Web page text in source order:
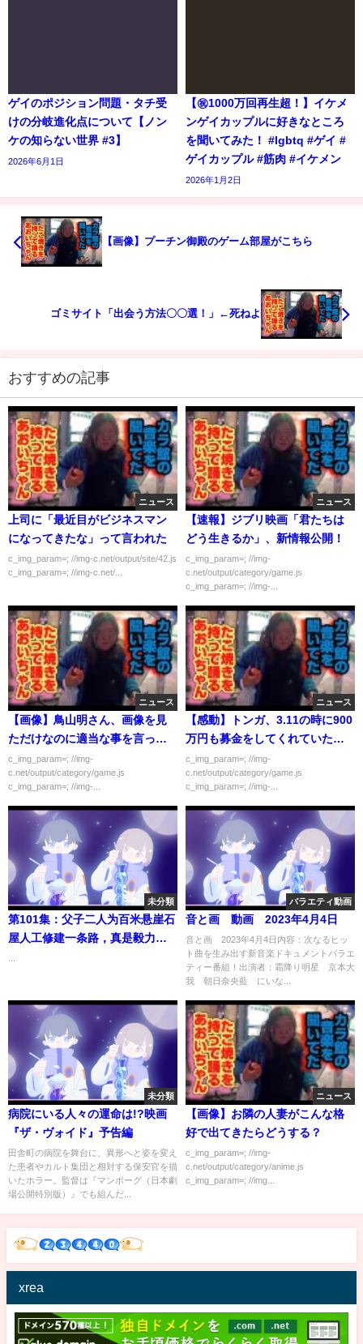
ゲイのポジション問題・タチ受
けの分岐進化点について【ノン
ケの知らない世界 #3】
2026年6月1日
【㊗️1000万回再生超！】イケメ
ンゲイカップルに好きなところ
を聞いてみた！ #lgbtq #ゲイ #
ゲイカップル #筋肉 #イケメン
2026年1月2日
【画像】プーチン御殿のゲーム部屋がこちら
ゴミサイト「出会う方法〇〇選！」←死ねよ
おすすめの記事
ニュース
上司に「最近目がビジネスマン
になってきたな」って言われた
c_img_param=; //img-c.net/output/site/42.js
c_img_param=; //img-c.net/...
ニュース
【速報】ジブリ映画「君たちは
どう生きるか」、新情報公開！
c_img_param=; //img-
c.net/output/category/game.js
c_img_param=; //img-...
ニュース
【画像】鳥山明さん、画像を見
ただけなのに適当な事を言って
しまうｗｗｗｗｗ
c_img_param=; //img-
c.net/output/category/game.js
c_img_param=; //img-...
ニュース
【感動】トンガ、3.11の時に900
万円も募金をしてくれていた…
c_img_param=; //img-
c.net/output/category/game.js
c_img_param=; //img-...
未分類
第101集：父子二人为百米悬崖石
屋人工修建一条路，真是毅力惊
バラエティ動画
音と画 動画 2023年4月4日
音と画 2023年4月4日内容：次なるヒッ
ト曲を生み出す新音楽ドキュメントバラエ
ティー番組！出演者：霜降り明星 京本大
我 朝日奈央藍 にいな...
未分類
病院にいる人々の運命は!?映画
『ザ・ヴォイド』予告編
田舎町の病院を舞台に、異形へと姿を変え
た患者やカルト集団と相対する保安官を描
いたホラー。監督は『マンボーグ（日本劇
場公開特別版）』でも組んだ...
ニュース
【画像】お隣の人妻がこんな格
好で出てきたらどうする？
c_img_param=; //img-
c.net/output/category/anime.js
c_img_param=; //img...
xrea